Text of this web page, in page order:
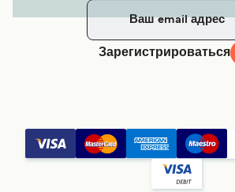
Зарегистрироваться